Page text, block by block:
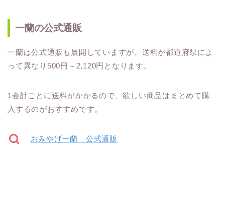
一蘭の公式通販
一蘭は公式通販も展開していますが、送料が都道府県によ
って異なり500円～2,120円となります。
1会計ごとに送料がかかるので、欲しい商品はまとめて購
入するのがおすすめです。
おみやげ一蘭 公式通販